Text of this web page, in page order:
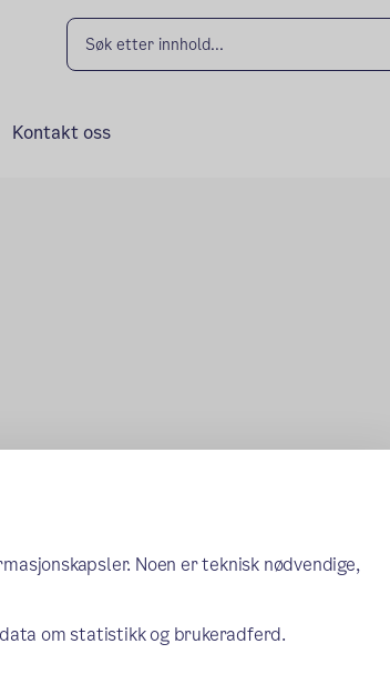
Noen er teknisk nødvendige,
om statistikk og brukeradferd.
Kontakt oss